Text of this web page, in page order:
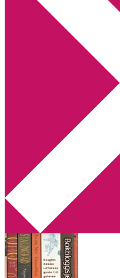
Boktolva
Författarfemman
Kontakt
Webbshop Amazon
Utskriftscentralen
Min tv-blogg
You are here:Home
2014-10-03 by